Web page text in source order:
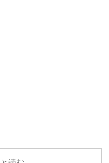
る ...